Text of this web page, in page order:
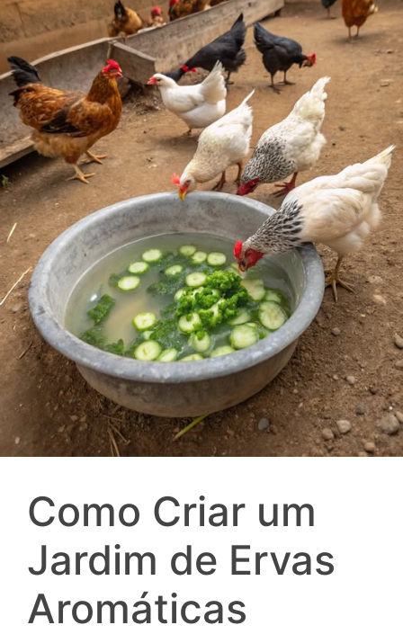
Como Criar um
Jardim de Ervas
Aromáticas